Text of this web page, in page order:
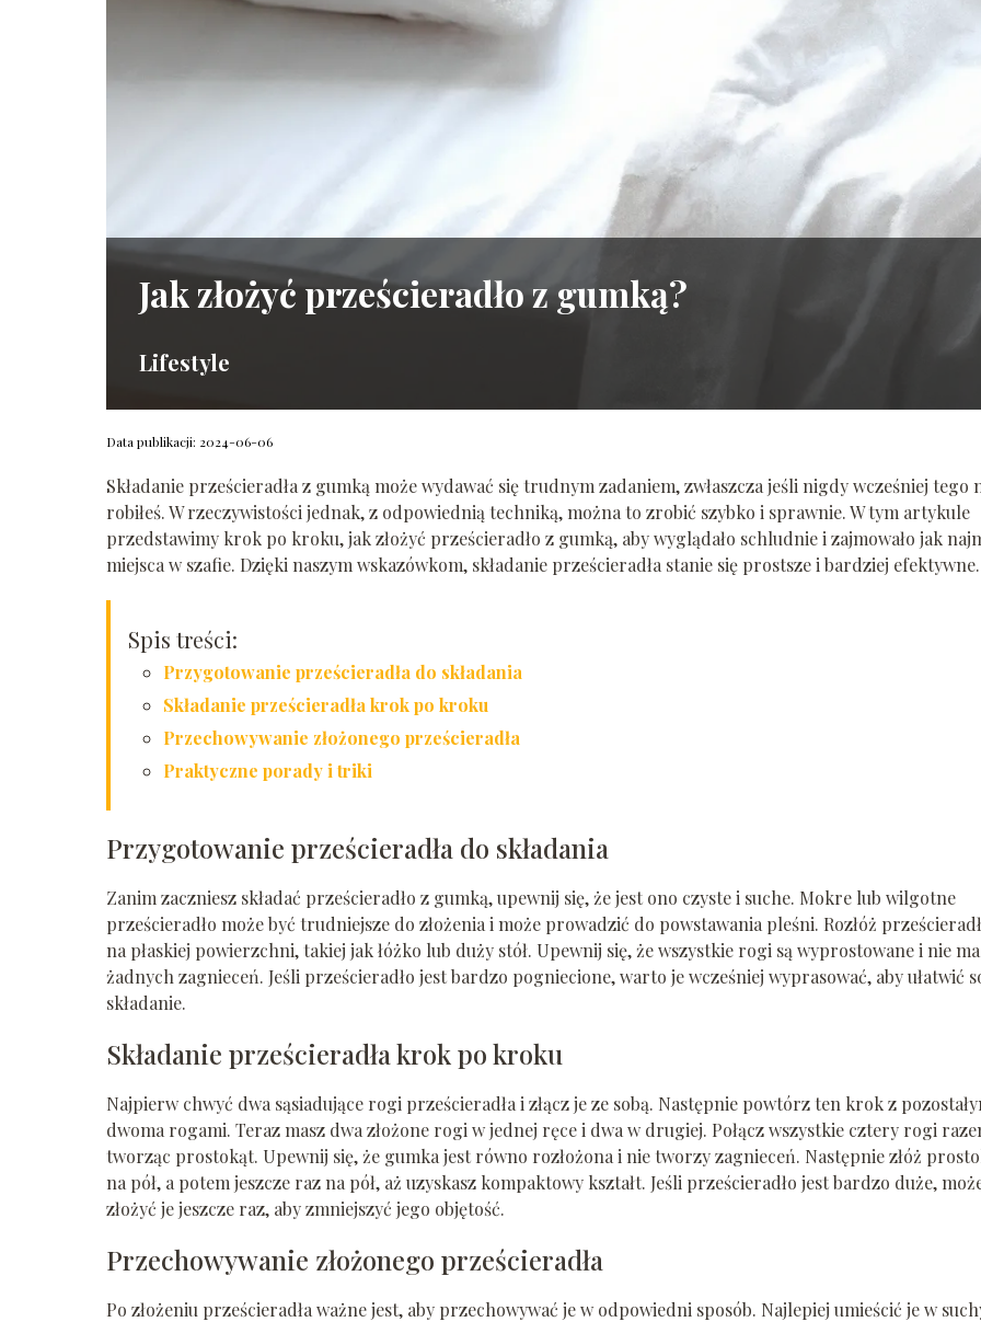
Jak złożyć prześcieradło z gumką?
Lifestyle
Data publikacji: 2024-06-06
Składanie prześcieradła z gumką może wydawać się trudnym zadaniem, zwłaszcza jeśli nigdy wcześniej tego
robiłeś. W rzeczywistości jednak, z odpowiednią techniką, można to zrobić szybko i sprawnie. W tym artykule
przedstawimy krok po kroku, jak złożyć prześcieradło z gumką, aby wyglądało schludnie i zajmowało jak
miejsca w szafie. Dzięki naszym wskazówkom, składanie prześcieradła stanie się prostsze i bardziej efektywne.
Spis treści:
Przygotowanie prześcieradła do składania
Składanie prześcieradła krok po kroku
Przechowywanie złożonego prześcieradła
Praktyczne porady i triki
Przygotowanie prześcieradła do składania
Zanim zaczniesz składać prześcieradło z gumką, upewnij się, że jest ono czyste i suche. Mokre lub wilgotne
prześcieradło może być trudniejsze do złożenia i może prowadzić do powstawania pleśni. Rozłóż
na płaskiej powierzchni, takiej jak łóżko lub duży stół. Upewnij się, że wszystkie rogi są wyprostowane i nie ma
żadnych zagnieceń. Jeśli prześcieradło jest bardzo pogniecione, warto je wcześniej wyprasować, aby ułatwić
składanie.
Składanie prześcieradła krok po kroku
Najpierw chwyć dwa sąsiadujące rogi prześcieradła i złącz je ze sobą. Następnie powtórz ten krok z
dwoma rogami. Teraz masz dwa złożone rogi w jednej ręce i dwa w drugiej. Połącz wszystkie cztery rogi
tworząc prostokąt. Upewnij się, że gumka jest równo rozłożona i nie tworzy zagnieceń. Następnie złóż
na pół, a potem jeszcze raz na pół, aż uzyskasz kompaktowy kształt. Jeśli prześcieradło jest bardzo duże,
złożyć je jeszcze raz, aby zmniejszyć jego objętość.
Przechowywanie złożonego prześcieradła
Po złożeniu prześcieradła ważne jest, aby przechowywać je w odpowiedni sposób. Najlepiej umieścić je w